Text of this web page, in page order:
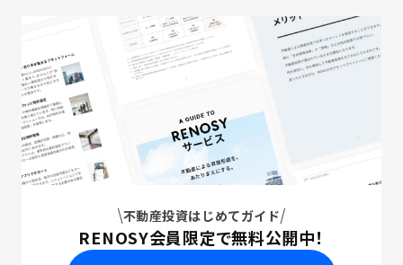
不動産投資はじめてガイド
RENOSY会員限定で無料公開中！